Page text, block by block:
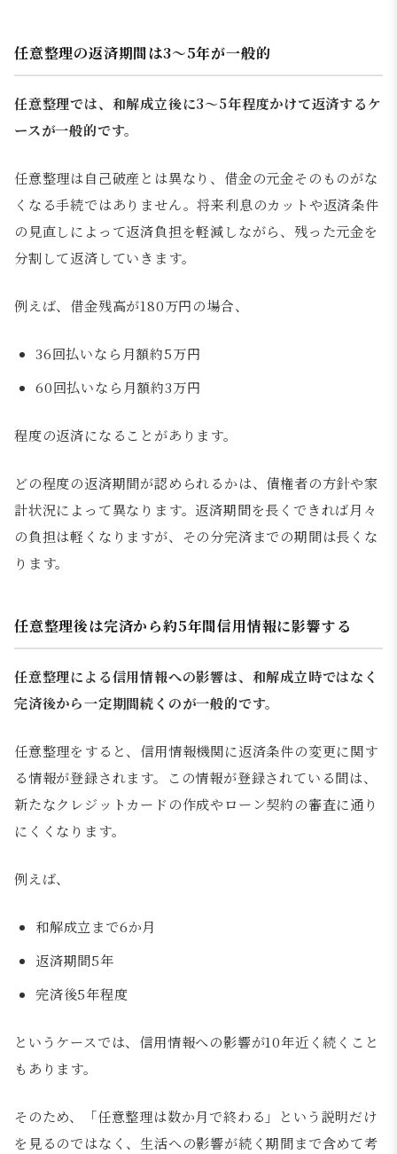
任意整理の返済期間は3〜5年が一般的
任意整理では、和解成立後に3〜5年程度かけて返済するケ
ースが一般的です。
任意整理は自己破産とは異なり、借金の元金そのものがな
くなる手続ではありません。将来利息のカットや返済条件
の見直しによって返済負担を軽減しながら、残った元金を
分割して返済していきます。
例えば、借金残高が180万円の場合、
36回払いなら月額約5万円
60回払いなら月額約3万円
程度の返済になることがあります。
どの程度の返済期間が認められるかは、債権者の方針や家
計状況によって異なります。返済期間を長くできれば月々
の負担は軽くなりますが、その分完済までの期間は長くな
ります。
任意整理後は完済から約5年間信用情報に影響する
任意整理による信用情報への影響は、和解成立時ではなく
完済後から一定期間続くのが一般的です。
任意整理をすると、信用情報機関に返済条件の変更に関す
る情報が登録されます。この情報が登録されている間は、
新たなクレジットカードの作成やローン契約の審査に通り
にくくなります。
例えば、
和解成立まで6か月
返済期間5年
完済後5年程度
というケースでは、信用情報への影響が10年近く続くこと
もあります。
そのため、「任意整理は数か月で終わる」という説明だけ
を見るのではなく、生活への影響が続く期間まで含めて考